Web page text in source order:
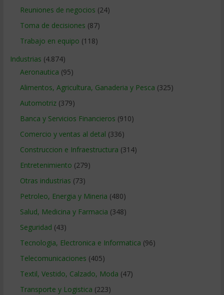
Reuniones de negocios (24)
Toma de decisiones (87)
Trabajo en equipo (118)
Industrias (4.874)
Aeronautica (95)
Alimentos, Agricultura, Ganaderia y Pesca (325)
Automotriz(379)
Banca y Servicios Financieros (910)
Comercio y ventas al detal (336)
Construccion e Infraestructura (314)
Entretenimiento (279)
Otras industrias (73)
Petroleo, Energia y Mineria (480)
Salud, Medicina y Farmacia (348)
Seguridad (43)
Tecnologia, Electronica e Informatica (96)
Telecomunicaciones (405)
Textil, Vestido, Calzado, Moda (47)
Transporte y Logistica (223)